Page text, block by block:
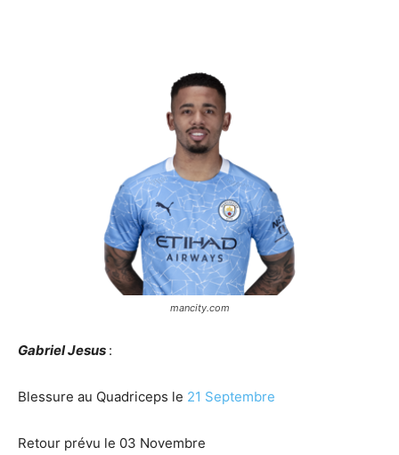
mancity.com
Gabriel Jesus :
Blessure au Quadriceps le 21 Septembre
Retour prévu le 03 Novembre